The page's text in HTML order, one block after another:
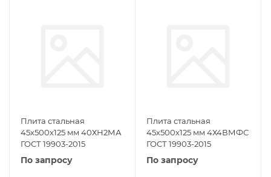
Плита стальная
45х500х125 мм 40ХН2МА
ГОСТ 19903-2015
По запросу
Плита стальная
45х500х125 мм 4Х4ВМФС
ГОСТ 19903-2015
По запросу